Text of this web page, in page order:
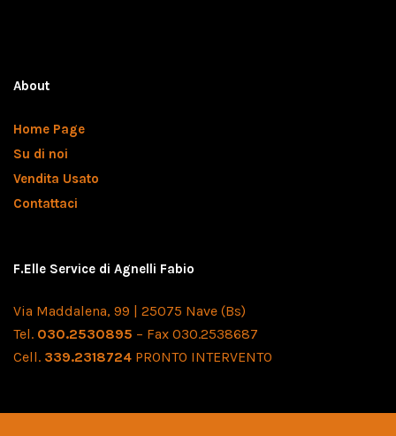
About
Home Page
Su di noi
Vendita Usato
Contattaci
F.Elle Service di Agnelli Fabio
Via Maddalena, 99 | 25075 Nave (Bs)
Tel. 030.2530895 – Fax 030.2538687
Cell. 339.2318724 PRONTO INTERVENTO